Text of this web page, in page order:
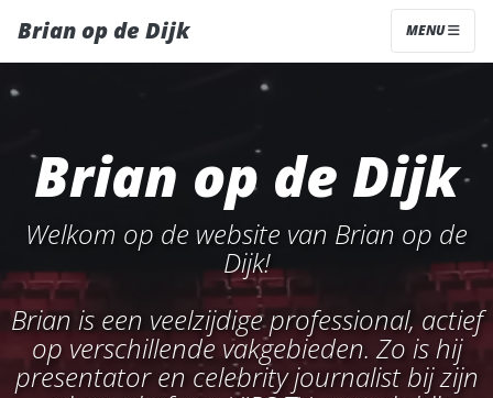
Brian op de Dijk MENU
Brian op de Dijk
Welkom op de website van Brian op de
Dijk!
Brian is een veelzijdige professional, actief
op verschillende vakgebieden. Zo is hij
presentator en celebrity journalist bij zijn